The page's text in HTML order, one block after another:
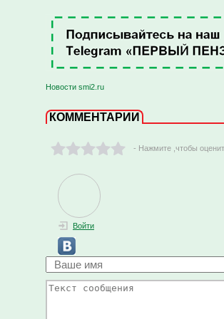
Новости smi2.ru
КОММЕНТАРИИ
- Нажмите ,чтобы
Войти